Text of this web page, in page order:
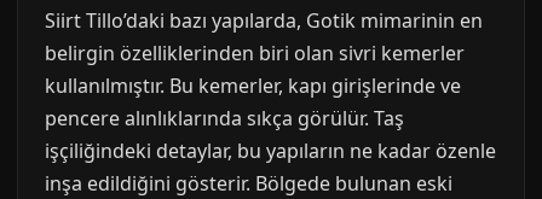
Siirt Tillo’daki bazı yapılarda, Gotik mimarinin en
belirgin özelliklerinden biri olan sivri kemerler
kullanılmıştır. Bu kemerler, kapı girişlerinde ve
pencere alınlıklarında sıkça görülür. Taş
işçiliğindeki detaylar, bu yapıların ne kadar özenle
inşa edildiğini gösterir. Bölgede bulunan eski